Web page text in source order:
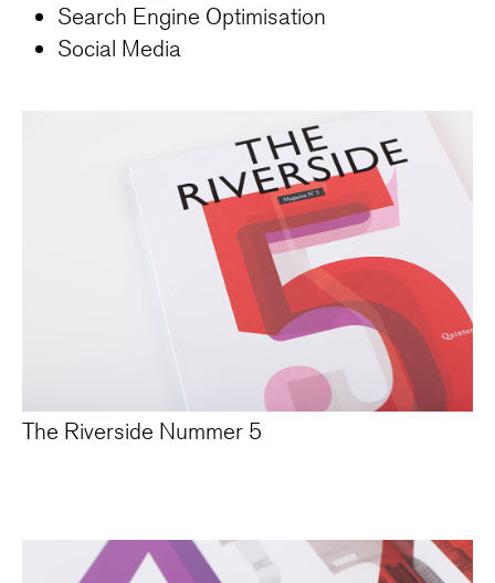
Search Engine Optimisation
Social Media
The Riverside Nummer 5